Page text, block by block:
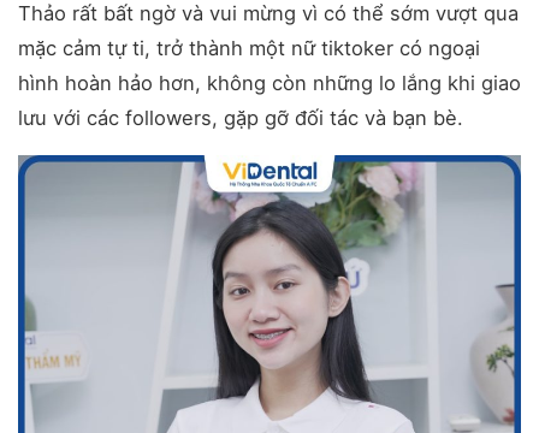
Thảo rất bất ngờ và vui mừng vì có thể sớm vượt qua
mặc cảm tự ti, trở thành một nữ tiktoker có ngoại
hình hoàn hảo hơn, không còn những lo lắng khi giao
lưu với các followers, gặp gỡ đối tác và bạn bè.